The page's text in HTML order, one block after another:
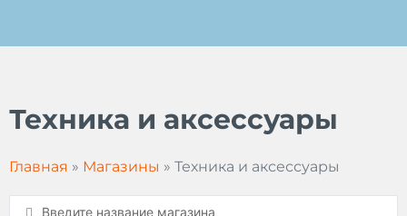
содержимому
Техника и аксессуары
Главная » Магазины » Техника и аксессуары
Search